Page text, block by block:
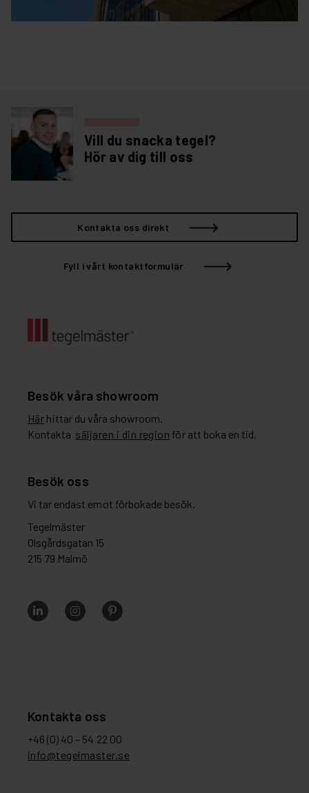
Vill du snacka tegel?
Hör av dig till oss
Kontakta oss direkt
Fyll i vårt kontaktformulär
Kontakta oss
+46 (0) 40 – 54 22 00
info@tegelmaster.se
Besök våra showroom
Här hittar du våra showroom.
Kontakta säljaren i din region för att boka en tid.
Besök oss
Vi tar endast emot förbokade besök.
Tegelmäster
Olsgårdsgatan 15
215 79 Malmö